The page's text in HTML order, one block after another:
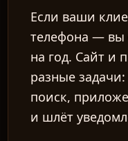
Если ваши
телефона — вы
на год. Сайт и
разные
поиск,
и шлёт